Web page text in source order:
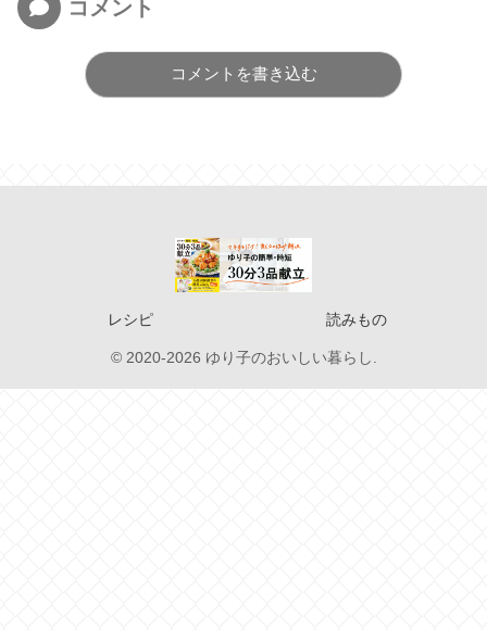
コメント
コメントを書き込む
レシピ 読みもの
© 2020-2026 ゆり子のおいしい暮らし.